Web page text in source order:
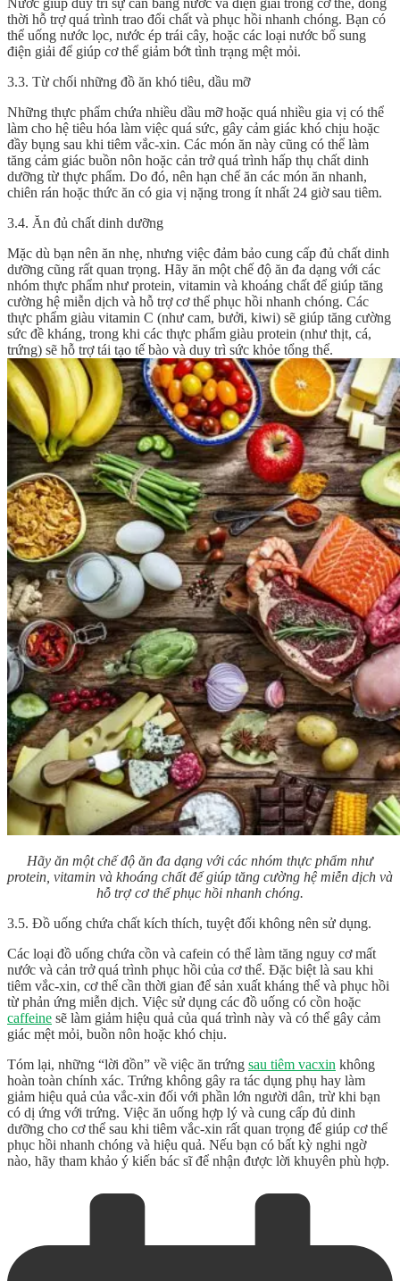
Nước giúp duy trì sự cân bằng nước và điện giải trong cơ thể, đồng
thời hỗ trợ quá trình trao đổi chất và phục hồi nhanh chóng. Bạn có
thể uống nước lọc, nước ép trái cây, hoặc các loại nước bổ sung
điện giải để giúp cơ thể giảm bớt tình trạng mệt mỏi.
3.3. Từ chối những đồ ăn khó tiêu, dầu mỡ
Những thực phẩm chứa nhiều dầu mỡ hoặc quá nhiều gia vị có thể
làm cho hệ tiêu hóa làm việc quá sức, gây cảm giác khó chịu hoặc
đầy bụng sau khi tiêm vắc-xin. Các món ăn này cũng có thể làm
tăng cảm giác buồn nôn hoặc cản trở quá trình hấp thụ chất dinh
dưỡng từ thực phẩm. Do đó, nên hạn chế ăn các món ăn nhanh,
chiên rán hoặc thức ăn có gia vị nặng trong ít nhất 24 giờ sau tiêm.
3.4. Ăn đủ chất dinh dưỡng
Mặc dù bạn nên ăn nhẹ, nhưng việc đảm bảo cung cấp đủ chất dinh
dưỡng cũng rất quan trọng. Hãy ăn một chế độ ăn đa dạng với các
nhóm thực phẩm như protein, vitamin và khoáng chất để giúp tăng
cường hệ miễn dịch và hỗ trợ cơ thể phục hồi nhanh chóng. Các
thực phẩm giàu vitamin C (như cam, bưởi, kiwi) sẽ giúp tăng cường
sức đề kháng, trong khi các thực phẩm giàu protein (như thịt, cá,
trứng) sẽ hỗ trợ tái tạo tế bào và duy trì sức khỏe tổng thể.
Hãy ăn một chế độ ăn đa dạng với các nhóm thực phẩm như
protein, vitamin và khoáng chất để giúp tăng cường hệ miễn dịch và
hỗ trợ cơ thể phục hồi nhanh chóng.
3.5. Đồ uống chứa chất kích thích, tuyệt đối không nên sử dụng.
Các loại đồ uống chứa cồn và cafein có thể làm tăng nguy cơ mất
nước và cản trở quá trình phục hồi của cơ thể. Đặc biệt là sau khi
tiêm vắc-xin, cơ thể cần thời gian để sản xuất kháng thể và phục hồi
từ phản ứng miễn dịch. Việc sử dụng các đồ uống có cồn hoặc
caffeine sẽ làm giảm hiệu quả của quá trình này và có thể gây cảm
giác mệt mỏi, buồn nôn hoặc khó chịu.
Tóm lại, những “lời đồn” về việc ăn trứng sau tiêm vacxin không
hoàn toàn chính xác. Trứng không gây ra tác dụng phụ hay làm
giảm hiệu quả của vắc-xin đối với phần lớn người dân, trừ khi bạn
có dị ứng với trứng. Việc ăn uống hợp lý và cung cấp đủ dinh
dưỡng cho cơ thể sau khi tiêm vắc-xin rất quan trọng để giúp cơ thể
phục hồi nhanh chóng và hiệu quả. Nếu bạn có bất kỳ nghi ngờ
nào, hãy tham khảo ý kiến bác sĩ để nhận được lời khuyên phù hợp.